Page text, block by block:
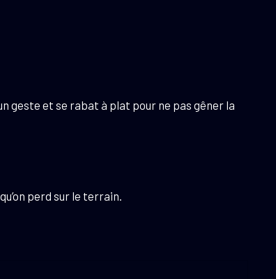
geste et se rabat à plat pour ne pas gêner la
perd sur le terrain.